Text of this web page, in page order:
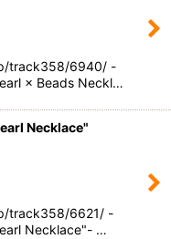
track358/6940/ -
× Beads Neckl…
Necklace"
track358/6621/ -
Necklace"- …